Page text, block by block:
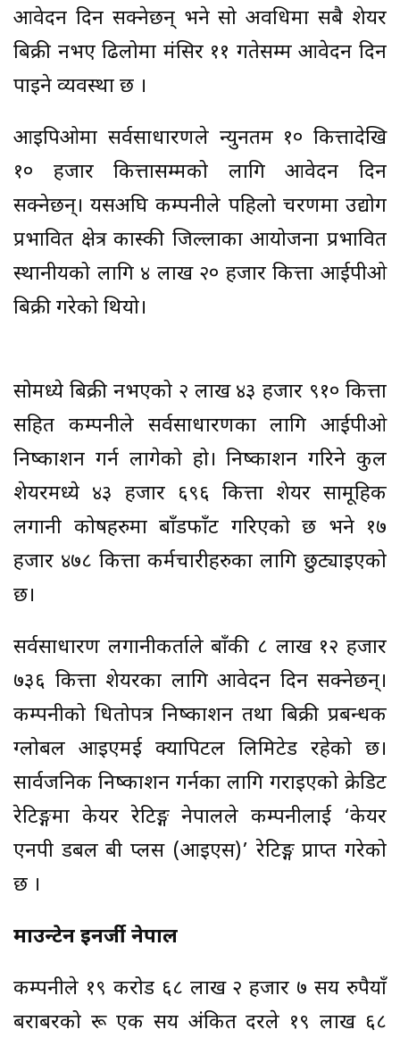
आवेदन दिन सक्नेछन् भने सो अवधिमा सबै शेयर
बिक्री नभए ढिलोमा मंसिर ११ गतेसम्म आवेदन दिन
पाइने व्यवस्था छ ।
आइपिओमा सर्वसाधारणले न्युनतम १० कित्तादेखि
१० हजार कित्तासम्मको लागि आवेदन दिन
सक्नेछन्। यसअघि कम्पनीले पहिलो चरणमा उद्योग
प्रभावित क्षेत्र कास्की जिल्लाका आयोजना प्रभावित
स्थानीयको लागि ४ लाख २० हजार कित्ता आईपीओ
बिक्री गरेको थियो।
सोमध्ये बिक्री नभएको २ लाख ४३ हजार ९१० कित्ता
सहित कम्पनीले सर्वसाधारणका लागि आईपीओ
निष्काशन गर्न लागेको हो। निष्काशन गरिने कुल
शेयरमध्ये ४३ हजार ६९६ कित्ता शेयर सामूहिक
लगानी कोषहरुमा बाँडफाँट गरिएको छ भने १७
हजार ४७८ कित्ता कर्मचारीहरुका लागि छुट्याइएको
छ।
सर्वसाधारण लगानीकर्ताले बाँकी ८ लाख १२ हजार
७३६ कित्ता शेयरका लागि आवेदन दिन सक्नेछन्।
कम्पनीको धितोपत्र निष्काशन तथा बिक्री प्रबन्धक
ग्लोबल आइएमई क्यापिटल लिमिटेड रहेको छ।
सार्वजनिक निष्काशन गर्नका लागि गराइएको क्रेडिट
रेटिङ्गमा केयर रेटिङ्ग नेपालले कम्पनीलाई ‘केयर
एनपी डबल बी प्लस (आइएस)’ रेटिङ्ग प्राप्त गरेको
छ ।
माउन्टेन इनर्जी नेपाल
कम्पनीले १९ करोड ६८ लाख २ हजार ७ सय रुपैयाँ
बराबरको रू एक सय अंकित दरले १९ लाख ६८